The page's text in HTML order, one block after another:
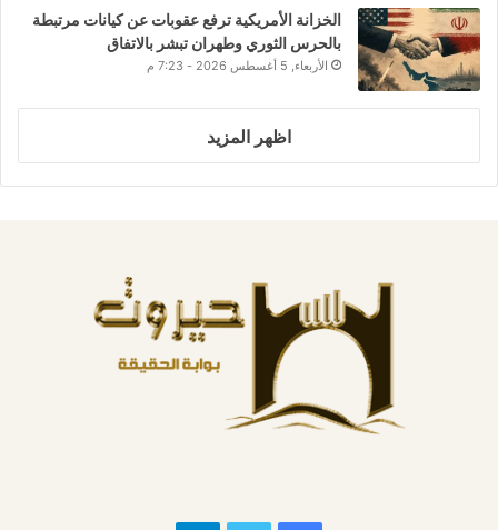
الخزانة الأمريكية ترفع عقوبات عن كيانات مرتبطة
بالحرس الثوري وطهران تبشر بالاتفاق
الأربعاء, 5 أغسطس 2026 - 7:23 م
اظهر المزيد